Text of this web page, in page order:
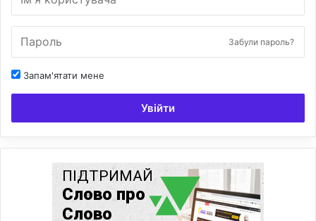
Забули пароль?
Запам'ятати мене
Увійти